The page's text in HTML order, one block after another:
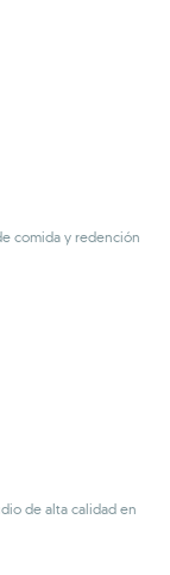
comida y redención
de alta calidad en